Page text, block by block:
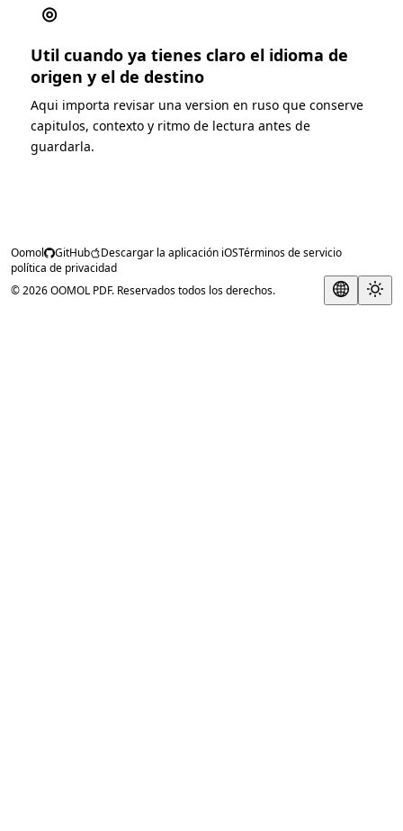
◎
Util cuando ya tienes claro el idioma de
origen y el de destino
Aqui importa revisar una version en ruso que conserve
capitulos, contexto y ritmo de lectura antes de
guardarla.
Oomol GitHub Descargar la aplicación iOSTérminos de servicio
política de privacidad
© 2026 OOMOL PDF. Reservados todos los derechos.